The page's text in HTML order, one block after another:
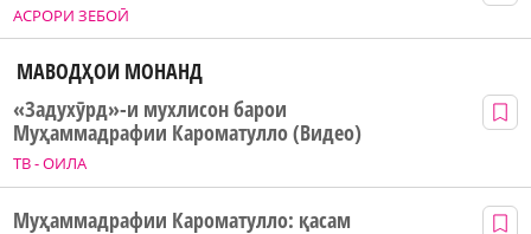
АСРОРИ ЗЕБОӢ
МАВОДҲОИ МОНАНД
ТВ - ОИЛА
«Задухӯрд»-и мухлисон барои
Муҳаммадрафии Кароматулло (Видео)
Муҳаммадрафии Кароматулло: қасам